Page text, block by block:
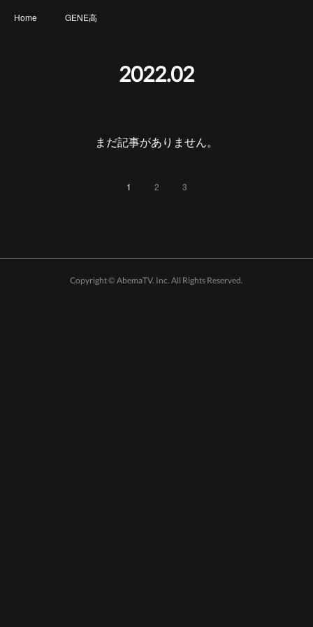
Home GENE高
2022.02
まだ記事がありません。
1 2 3
Copyright © AbemaTV. Inc. All Rights Reserved.